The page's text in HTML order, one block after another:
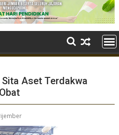
Aset Terdakwa